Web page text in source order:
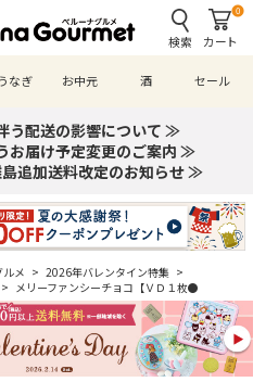
検索
0
カート
うなぎ お中元 酒 セール
う配送の影響について ≫
お届け予定変更のご案内 ≫
追加送料改定のお知らせ ≫
メ > 2026年バレンタイン特集 >
> メリーファンシーチョコ【ＶＤ１枚●